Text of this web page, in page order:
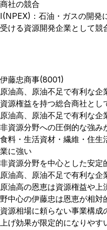
商社の競合
I(NPEX)：石油・ガスの開発
受ける資源開発企業として競
伊藤忠商事(8001)
原油高、原油不足で有利な企
資源権益を持つ総合商社と
原油高、原油不足で有利な企
非資源分野への圧倒的な強み
食料・生活資材・繊維・住
業に強い
非資源分野を中心とした安定
原油高、原油不足で有利な企
原油高の恩恵は資源権益や
野中心の伊藤忠は恩恵が相対
資源相場に頼らない事業構成
上げ効果が限定的になりやす